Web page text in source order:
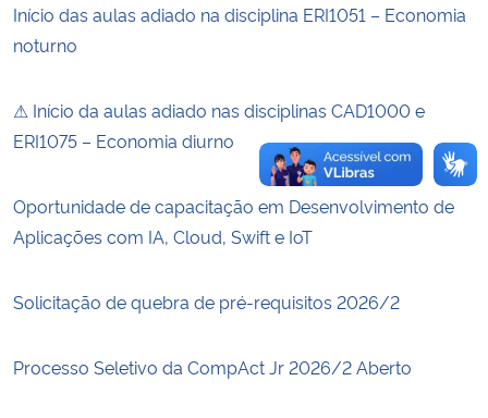
Início das aulas adiado na disciplina ERI1051 – Economia
noturno
⚠ Início da aulas adiado nas disciplinas CAD1000 e
ERI1075 – Economia diurno
Oportunidade de capacitação em Desenvolvimento de
Aplicações com IA, Cloud, Swift e IoT
Solicitação de quebra de pré-requisitos 2026/2
Processo Seletivo da CompAct Jr 2026/2 Aberto